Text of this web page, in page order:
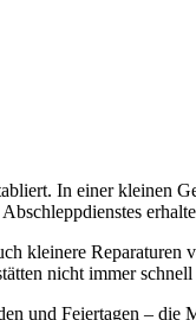
In einer kleinen
kleinere
nicht immer
und Feiertagen –